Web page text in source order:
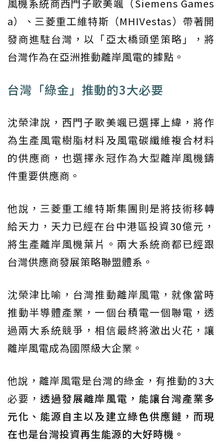
風機系統商西門子歌美颯（Siemens Games
a）、三菱重工維特斯（MHIVestas）帶著開
發商進駐台灣，以「亞太橋頭堡策略」，將
台灣作為在亞洲推動離岸風電的據點。
台灣「綠金」推動的3大必要
沈榮津說，西門子歌美颯已選擇上緯，將作
為生產風電樹脂材料及風電碳纖維複合材料
的供應商，也選擇永冠作為大型離岸風機鑄
件重要供應商。
他說，三菱重工維特斯集團則是將技術移轉
給天力，天力已經在台中港區投資30億元，
將生產離岸風機葉片。兩大系統商都已經跟
台灣供應商發展策略聯盟體系。
沈榮津比喻，台灣推動離岸風電，就像當時
推動半導體產業，一個台積電一個聯電，透
過兩大系統競爭，相信最終將激出火花，讓
離岸風電成為國際級大企業。
他說，離岸風電是台灣的綠金，有推動的3大
必要，透過發展離岸風電，能讓台灣產業多
元化、能源自主以及建立綠色供應鏈，而現
在也是台灣投資再生能源的大好時機。